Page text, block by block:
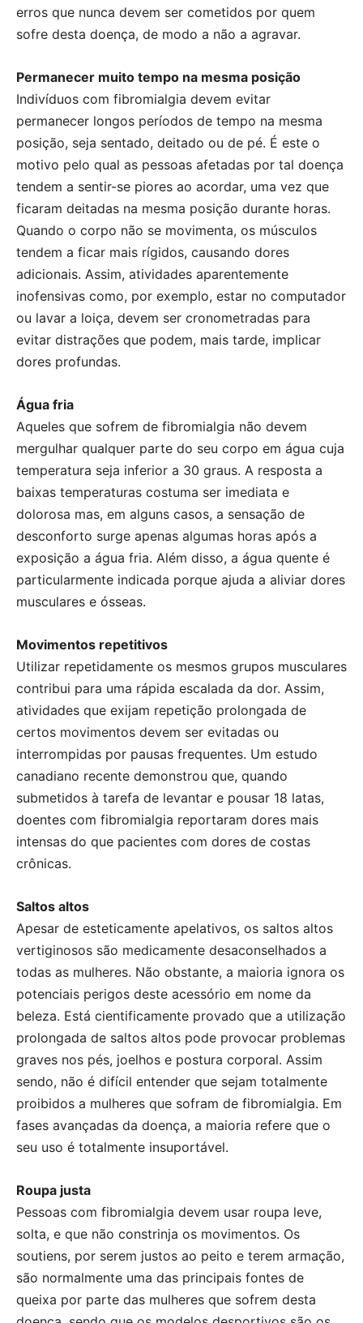
erros que nunca devem ser cometidos por quem
sofre desta doença, de modo a não a agravar.
Permanecer muito tempo na mesma posição
Indivíduos com fibromialgia devem evitar
permanecer longos períodos de tempo na mesma
posição, seja sentado, deitado ou de pé. É este o
motivo pelo qual as pessoas afetadas por tal doença
tendem a sentir-se piores ao acordar, uma vez que
ficaram deitadas na mesma posição durante horas.
Quando o corpo não se movimenta, os músculos
tendem a ficar mais rígidos, causando dores
adicionais. Assim, atividades aparentemente
inofensivas como, por exemplo, estar no computador
ou lavar a loiça, devem ser cronometradas para
evitar distrações que podem, mais tarde, implicar
dores profundas.
Água fria
Aqueles que sofrem de fibromialgia não devem
mergulhar qualquer parte do seu corpo em água cuja
temperatura seja inferior a 30 graus. A resposta a
baixas temperaturas costuma ser imediata e
dolorosa mas, em alguns casos, a sensação de
desconforto surge apenas algumas horas após a
exposição a água fria. Além disso, a água quente é
particularmente indicada porque ajuda a aliviar dores
musculares e ósseas.
Movimentos repetitivos
Utilizar repetidamente os mesmos grupos musculares
contribui para uma rápida escalada da dor. Assim,
atividades que exijam repetição prolongada de
certos movimentos devem ser evitadas ou
interrompidas por pausas frequentes. Um estudo
canadiano recente demonstrou que, quando
submetidos à tarefa de levantar e pousar 18 latas,
doentes com fibromialgia reportaram dores mais
intensas do que pacientes com dores de costas
crônicas.
Saltos altos
Apesar de esteticamente apelativos, os saltos altos
vertiginosos são medicamente desaconselhados a
todas as mulheres. Não obstante, a maioria ignora os
potenciais perigos deste acessório em nome da
beleza. Está cientificamente provado que a utilização
prolongada de saltos altos pode provocar problemas
graves nos pés, joelhos e postura corporal. Assim
sendo, não é difícil entender que sejam totalmente
proibidos a mulheres que sofram de fibromialgia. Em
fases avançadas da doença, a maioria refere que o
seu uso é totalmente insuportável.
Roupa justa
Pessoas com fibromialgia devem usar roupa leve,
solta, e que não constrinja os movimentos. Os
soutiens, por serem justos ao peito e terem armação,
são normalmente uma das principais fontes de
queixa por parte das mulheres que sofrem desta